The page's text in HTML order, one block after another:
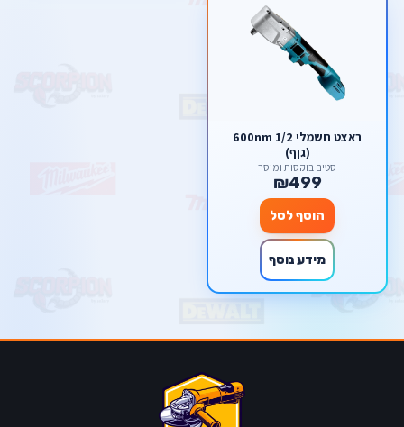
ראצט חשמלי 1/2 600nm
(גןף)
סטים בוקסות ומוסך
₪499
הוסף לסל
מידע נוסף